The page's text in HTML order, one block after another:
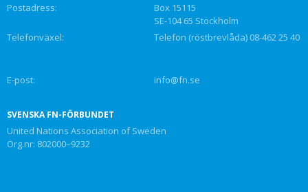
Postadress:
Box 15115
SE-104 65 Stockholm
Telefonväxel:
Telefon (röstbrevlåda) 08-462 25 40
E-post: info@fn.se
SVENSKA FN-FÖRBUNDET
United Nations Association of Sweden
Org.nr: 802000–9232